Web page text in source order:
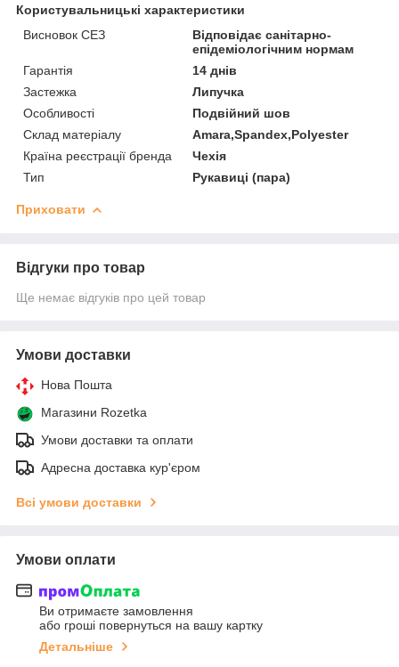
Користувальницькі характеристики
Висновок СЕЗ
Відповідає санітарно-
епідеміологічним нормам
Гарантія
14 днів
Застежка
Липучка
Особливості
Подвійний шов
Склад матеріалу
Amara,Spandex,Polyester
Країна реєстрації бренда
Чехія
Тип
Рукавиці (пара)
Приховати
Відгуки про товар
Ще немає відгуків про цей товар
Умови доставки
Нова Пошта
Магазини Rozetka
Умови доставки та оплати
Адресна доставка кур'єром
Всі умови доставки
Умови оплати
Ви отримаєте замовлення
або гроші повернуться на вашу картку
Детальніше